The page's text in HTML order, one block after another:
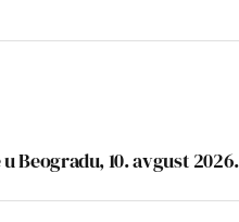
Beogradu, 10. avgust 2026.